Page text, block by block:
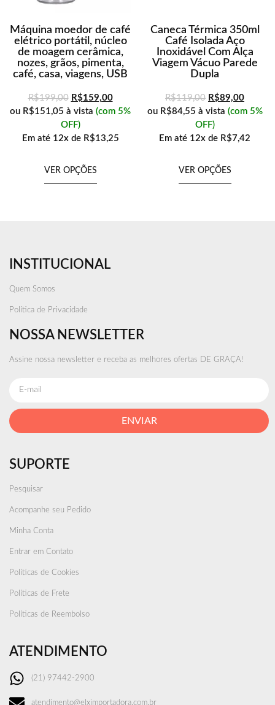
Máquina moedor de café
elétrico portátil, núcleo
de moagem cerâmica,
nozes, grãos, pimenta,
café, casa, viagens, USB
R$199,00 R$159,00
ou R$151,05 à vista (com 5%
OFF)
Em até 12x deR$13,25
VER OPÇÕES
Caneca Térmica 350ml
Café Isolada Aço
Inoxidável Com Alça
Viagem Vácuo Parede
Dupla
R$119,00 R$89,00
ou R$84,55 à vista (com 5%
OFF)
Em até 12x de R$7,42
VER OPÇÕES
INSTITUCIONAL
Quem Somos
Política de Privacidade
NOSSA NEWSLETTER
Assine nossa newsletter e receba as melhores ofertas DE GRAÇA!
ENVIAR
SUPORTE
Pesquisar
Acompanhe seu Pedido
Minha Conta
Entrar em Contato
Políticas de Cookies
Políticas de Frete
Políticas de Reembolso
ATENDIMENTO
(21) 97442-2900
atendimento@elximportadora.com.br